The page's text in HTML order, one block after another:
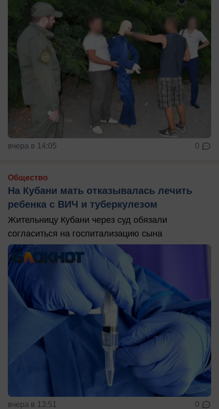
вчера в 14:05 0
Общество
На Кубани мать отказывалась лечить
ребенка с ВИЧ и туберкулезом
Жительницу Кубани через суд обязали
согласиться на госпитализацию сына
вчера в 13:51 0